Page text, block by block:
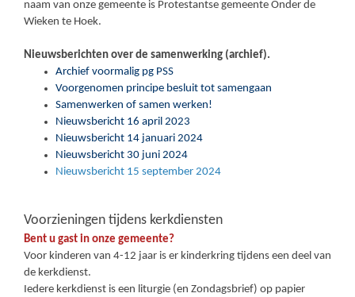
naam van onze gemeente is Protestantse gemeente Onder de
Wieken te Hoek.
Nieuwsberichten over de samenwerking (archief).
Archief voormalig pg PSS
Voorgenomen principe besluit tot samengaan
Samenwerken of samen werken!
Nieuwsbericht 16 april 2023
Nieuwsbericht 14 januari 2024
Nieuwsbericht 30 juni 2024
Nieuwsbericht 15 september 2024
Voorzieningen tijdens kerkdiensten
Bent u gast in onze gemeente?
Voor kinderen van 4-12 jaar is er kinderkring tijdens een deel van
de kerkdienst.
Iedere kerkdienst is een liturgie (en Zondagsbrief) op papier